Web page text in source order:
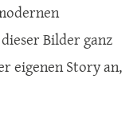
Bilder ganz
eigenen Story an,